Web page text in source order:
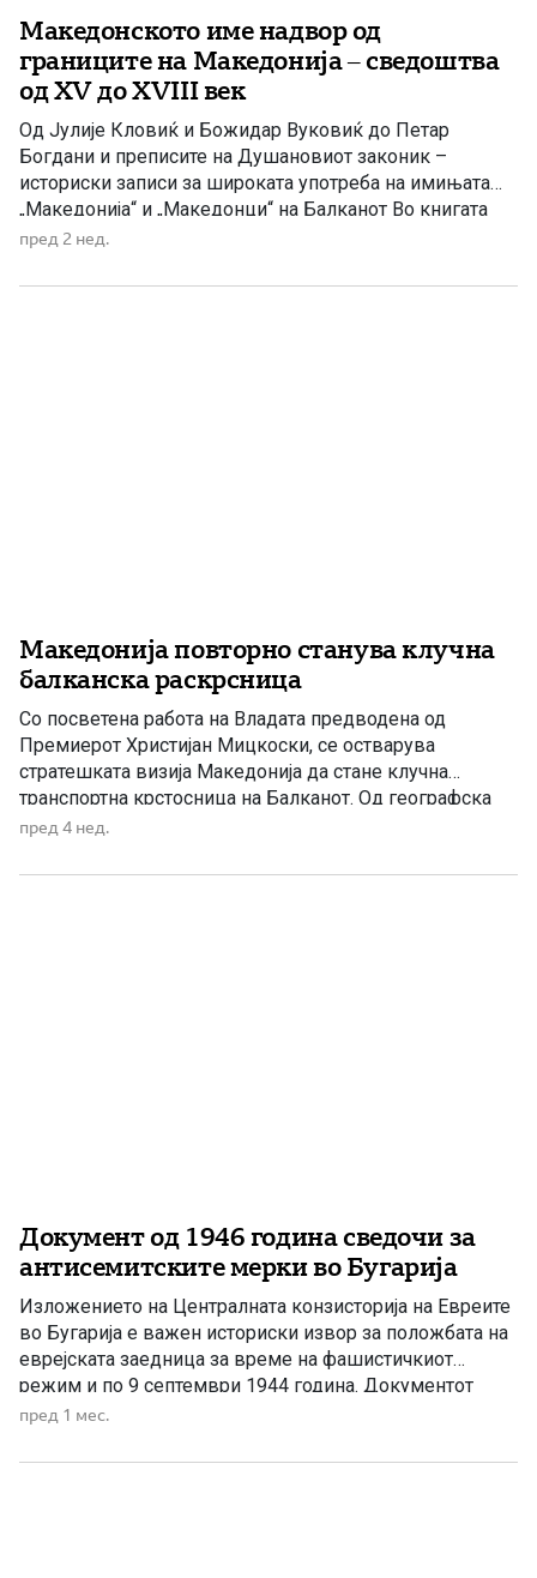
Македонското име надвор од
границите на Македонија – сведоштва
од XV до XVIII век
Од Јулије Кловиќ и Божидар Вуковиќ до Петар
Богдани и преписите на Душановиот законик –
историски записи за широката употреба на имињата
„Македонија“ и „Македонци“ на Балканот Во книгата
„Македонци – милениумски сведоштва за
Светозаревиќ-Покорни посочува повеќе примери од
пред 2 нед.
Македонија повторно станува клучна
балканска раскрсница
Со посветена работа на Владата предводена од
Премиерот Христијан Мицкоски, се остварува
стратешката визија Македонија да стане клучна
транспортна крстосница на Балканот. Од географска
положба до стратешка предност – Коридорите 8 и 10 ја
балканска инфраструктурна карта. На Балканот
пред 4 нед.
Документ од 1946 година сведочи за
антисемитските мерки во Бугарија
Изложението на Централната конзисторија на Евреите
во Бугарија е важен историски извор за положбата на
еврејската заедница за време на фашистичкиот
режим и по 9 септември 1944 година. Документот
објавен во Софија во 1946 година, под наслов
фашистичкиот режим и по 9 септември 1944 година“,
пред 1 мес.